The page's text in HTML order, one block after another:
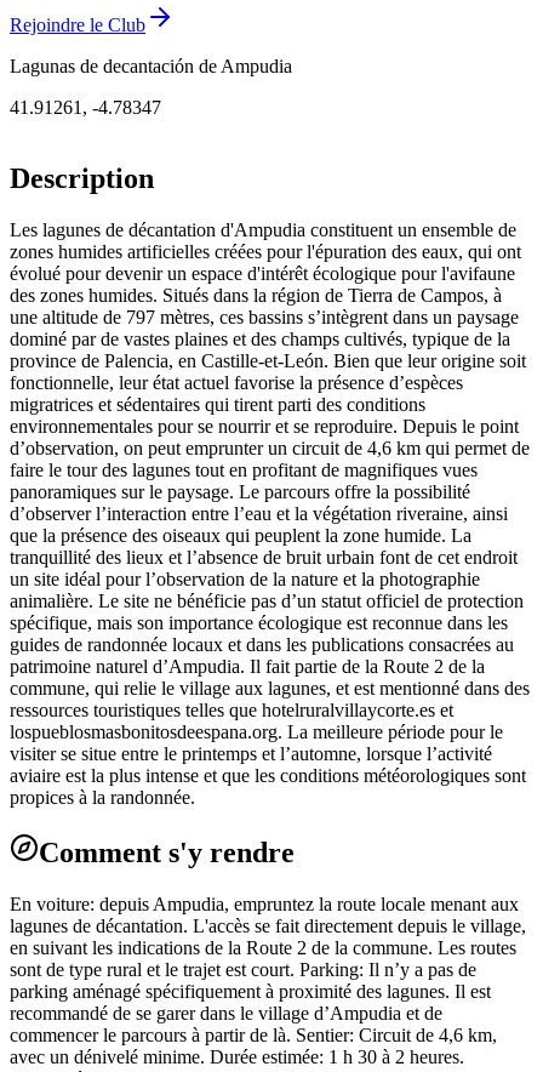
Rejoindre le Club
Lagunas de decantación de Ampudia
41.91261, -4.78347
Description
Les lagunes de décantation d'Ampudia constituent un ensemble de
zones humides artificielles créées pour l'épuration des eaux, qui ont
évolué pour devenir un espace d'intérêt écologique pour l'avifaune
des zones humides. Situés dans la région de Tierra de Campos, à
une altitude de 797 mètres, ces bassins s’intègrent dans un paysage
dominé par de vastes plaines et des champs cultivés, typique de la
province de Palencia, en Castille-et-León. Bien que leur origine soit
fonctionnelle, leur état actuel favorise la présence d’espèces
migratrices et sédentaires qui tirent parti des conditions
environnementales pour se nourrir et se reproduire. Depuis le point
d’observation, on peut emprunter un circuit de 4,6 km qui permet de
faire le tour des lagunes tout en profitant de magnifiques vues
panoramiques sur le paysage. Le parcours offre la possibilité
d’observer l’interaction entre l’eau et la végétation riveraine, ainsi
que la présence des oiseaux qui peuplent la zone humide. La
tranquillité des lieux et l’absence de bruit urbain font de cet endroit
un site idéal pour l’observation de la nature et la photographie
animalière. Le site ne bénéficie pas d’un statut officiel de protection
spécifique, mais son importance écologique est reconnue dans les
guides de randonnée locaux et dans les publications consacrées au
patrimoine naturel d’Ampudia. Il fait partie de la Route 2 de la
commune, qui relie le village aux lagunes, et est mentionné dans des
ressources touristiques telles que hotelruralvillaycorte.es et
lospueblosmasbonitosdeespana.org. La meilleure période pour le
visiter se situe entre le printemps et l’automne, lorsque l’activité
aviaire est la plus intense et que les conditions météorologiques sont
propices à la randonnée.
Comment s'y rendre
En voiture: depuis Ampudia, empruntez la route locale menant aux
lagunes de décantation. L'accès se fait directement depuis le village,
en suivant les indications de la Route 2 de la commune. Les routes
sont de type rural et le trajet est court. Parking: Il n’y a pas de
parking aménagé spécifiquement à proximité des lagunes. Il est
recommandé de se garer dans le village d’Ampudia et de
commencer le parcours à partir de là. Sentier: Circuit de 4,6 km,
avec un dénivelé minime. Durée estimée: 1 h 30 à 2 heures.